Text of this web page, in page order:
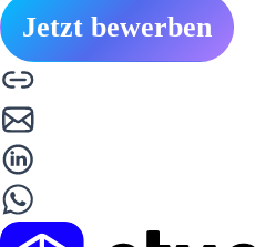
Jetzt bewerben